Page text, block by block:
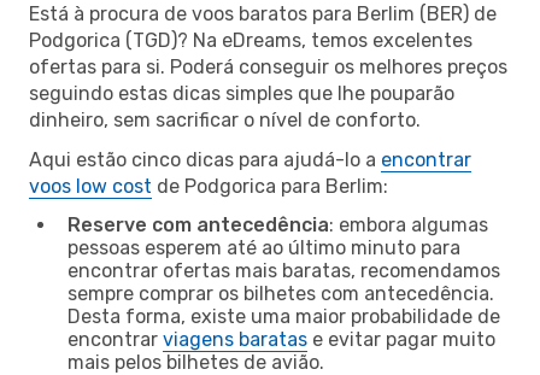
Está à procura de voos baratos para Berlim (BER) de
Podgorica (TGD)? Na eDreams, temos excelentes
ofertas para si. Poderá conseguir os melhores preços
seguindo estas dicas simples que lhe pouparão
dinheiro, sem sacrificar o nível de conforto.
Aqui estão cinco dicas para ajudá-lo a encontrar
voos low cost de Podgorica para Berlim:
Reserve com antecedência: embora algumas
pessoas esperem até ao último minuto para
encontrar ofertas mais baratas, recomendamos
sempre comprar os bilhetes com antecedência.
Desta forma, existe uma maior probabilidade de
encontrar viagens baratas e evitar pagar muito
mais pelos bilhetes de avião.